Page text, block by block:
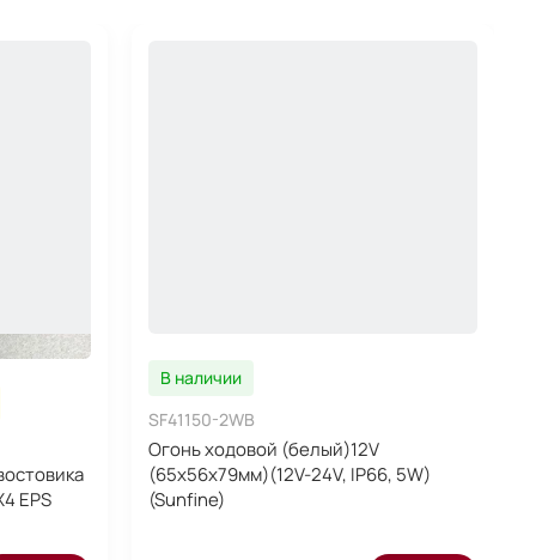
ЕРS
В наличии
SF41150-2WB
Огонь ходовой (белый)12V
(65x56x79мм)(12V-24V, IP66, 5W)
(Sunfine)